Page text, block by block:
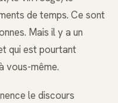
de temps. Ce sont
Mais il y a un
qui est pourtant
vous-même.
le discours